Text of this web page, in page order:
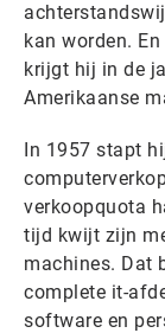
kan worden.
krijgt hij in de
Amerikaanse
In 1957 stapt
verkoopquota
tijd kwijt zijn
machines. Dat
complete it-
software en